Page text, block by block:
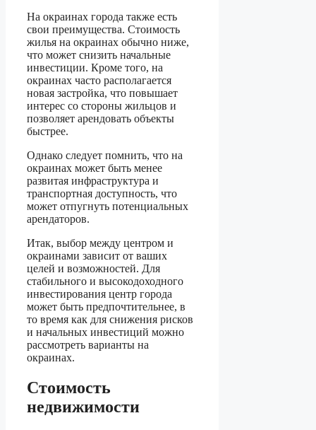
На окраинах города также есть
свои преимущества. Стоимость
жилья на окраинах обычно ниже,
что может снизить начальные
инвестиции. Кроме того, на
окраинах часто располагается
новая застройка, что повышает
интерес со стороны жильцов и
позволяет арендовать объекты
быстрее.
Однако следует помнить, что на
окраинах может быть менее
развитая инфраструктура и
транспортная доступность, что
может отпугнуть потенциальных
арендаторов.
Итак, выбор между центром и
окраинами зависит от ваших
целей и возможностей. Для
стабильного и высокодоходного
инвестирования центр города
может быть предпочтительнее, в
то время как для снижения рисков
и начальных инвестиций можно
рассмотреть варианты на
окраинах.
Стоимость
недвижимости